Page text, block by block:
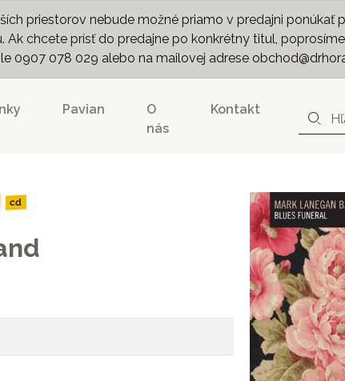
priestorov nebude možné priamo v predajni
chcete prísť do predajne po konkrétny titul,
0907 078 029 alebo na mailovej adrese
Pavian
O
nás
Kontakt
cd